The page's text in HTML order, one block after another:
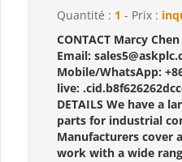
Quantité : 1 - Prix :
CONTACT Marcy
Email:
Mobile/WhatsApp:
live:
DETAILS We have a
parts for industrial
Manufacturers cover
work with a wide